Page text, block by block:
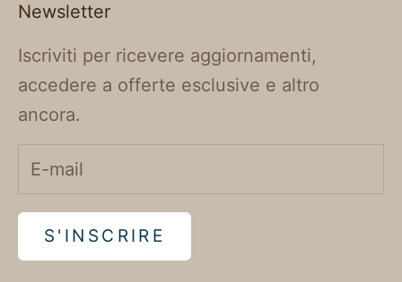
Newsletter
Iscriviti per ricevere aggiornamenti,
accedere a offerte esclusive e altro
ancora.
S'INSCRIRE